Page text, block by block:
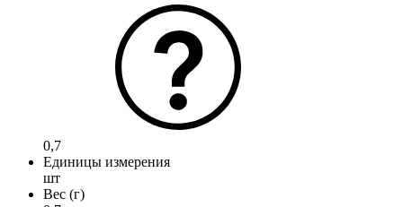
0,7
Единицы измерения
шт
Вес (г)